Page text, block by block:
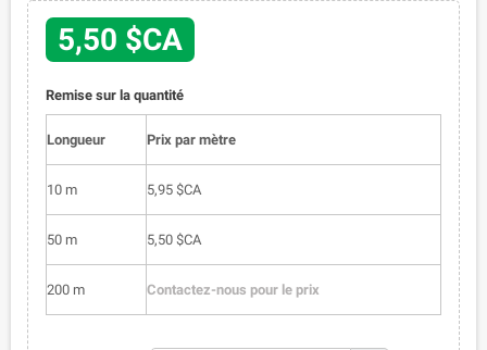
5,50 $CA
Remise sur la quantité
Longueur Prix par mètre
10 m 5,95 $CA
50 m 5,50 $CA
200 m Contactez-nous pour le prix